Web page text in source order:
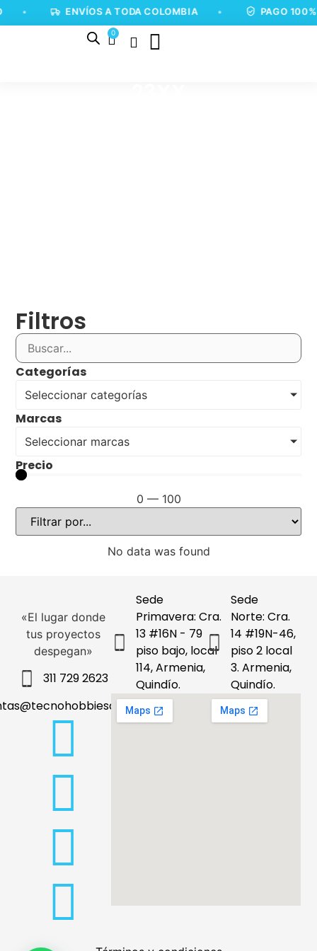
• ENVÍOS A TODA COLOMBIA • PAGO 100%
0
Filtros
Categorías
Seleccionar categorías
Marcas
Seleccionar marcas
Precio
0 — 100
No data was found
«El lugar donde
tus proyectos
despegan»
311 729 2623
Sede
Primavera: Cra.
13 #16N - 79
piso bajo, local
114, Armenia,
Quindío.
Sede
Norte: Cra.
14 #19N-46,
piso 2 local
3. Armenia,
Quindío.